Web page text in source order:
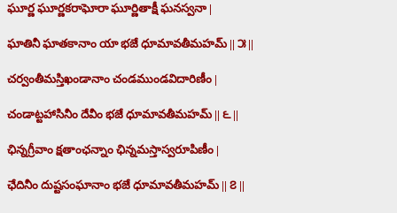
ఘూర్ణ ఘూర్ణకరాఘోరా ఘూర్ణితాక్షీ ఘనస్వనా |
ఘాతినీ ఘాతకానాం యా భజే ధూమావతీమహమ్ || ౫ ||
చర్వంతీమస్తిఖండానాం చండముండవిదారిణీం |
చండాట్టహాసినీం దేవీం భజే ధూమావతీమహమ్ || ౬ ||
ఛిన్నగ్రీవాం క్షతాంఛన్నాం ఛిన్నమస్తాస్వరూపిణీం |
ఛేదినీం దుష్టసంఘానాం భజే ధూమావతీమహమ్ || ౭ ||